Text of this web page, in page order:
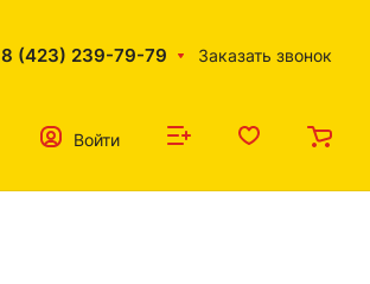
8 (423) 239-79-79 Заказать звонок
Войти